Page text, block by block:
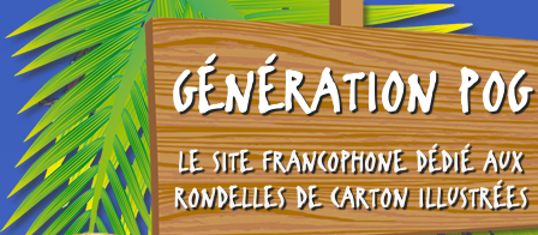
GÉNÉRATION POG
LE SITE FRANCOPHONE DÉDIÉ AUX
RONDELLES DE CARTON ILLUSTRÉES